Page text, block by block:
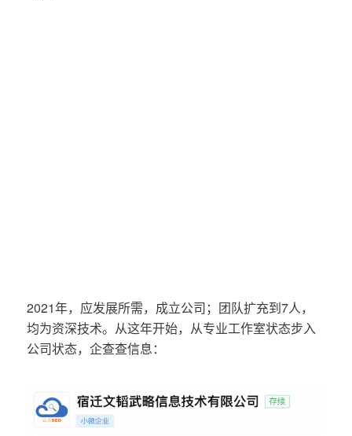
2021年，应发展所需，成立公司；团队扩充到7人，
均为资深技术。从这年开始，从专业工作室状态步入
公司状态，企查查信息：